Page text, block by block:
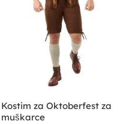
Kostim za Oktoberfest za
muškarce